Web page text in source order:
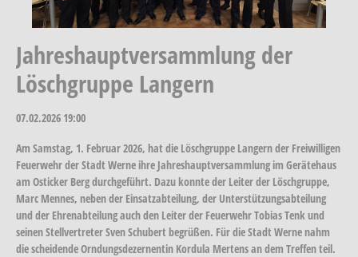
Jahreshauptversammlung der
Löschgruppe Langern
07.02.2026 19:00
Am Samstag, 1. Februar 2026, hat die Löschgruppe Langern der Freiwilligen
Feuerwehr der Stadt Werne ihre Jahreshauptversammlung im Gerätehaus
am Osticker Berg durchgeführt. Dazu konnte der Leiter der Löschgruppe,
Marc Mennes, neben der Einsatzabteilung, der Unterstützungsabteilung
und der Ehrenabteilung auch den Leiter der Feuerwehr Tobias Tenk und
seinen Stellvertreter Sven Schubert begrüßen. Für die Stadt Werne nahm
die scheidende Orndungsdezernentin Kordula Mertens an dem Treffen teil.